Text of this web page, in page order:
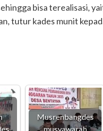
bisa terealisasi,
tutur kades munit
Musrenbangdes
musyawarah